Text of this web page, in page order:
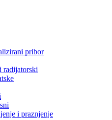
pribor
radijatorski
i praznjenje